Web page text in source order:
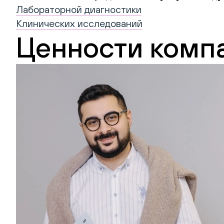
Лабораторной диагностики
Клинических исследований
Ценности